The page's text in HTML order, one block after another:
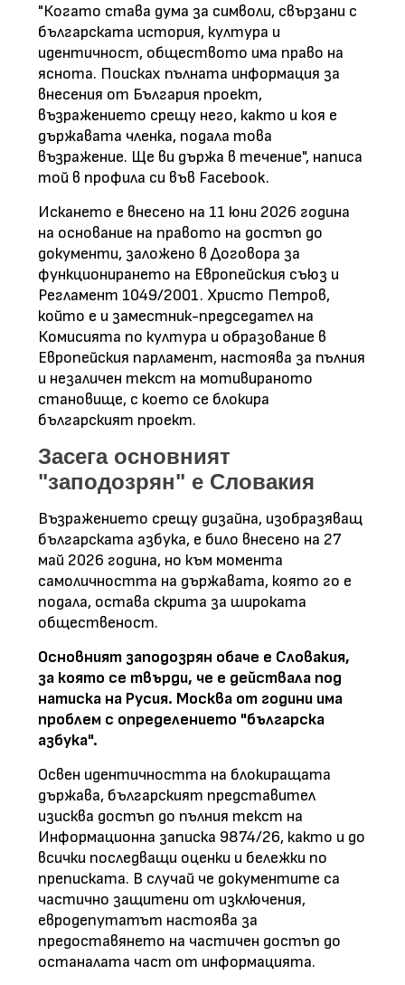
"Когато става дума за символи, свързани с
българската история, култура и
идентичност, обществото има право на
яснота. Поисках пълната информация за
внесения от България проект,
възражението срещу него, както и коя е
държавата членка, подала това
възражение. Ще ви държа в течение", написа
той в профила си във Facebook.
Искането е внесено на 11 юни 2026 година
на основание на правото на достъп до
документи, заложено в Договора за
функционирането на Европейския съюз и
Регламент 1049/2001. Христо Петров,
който е и заместник-председател на
Комисията по култура и образование в
Европейския парламент, настоява за пълния
и незаличен текст на мотивираното
становище, с което се блокира
българският проект.
Засега основният
"заподозрян" е Словакия
Възражението срещу дизайна, изобразяващ
българската азбука, е било внесено на 27
май 2026 година, но към момента
самоличността на държавата, която го е
подала, остава скрита за широката
общественост.
Основният заподозрян обаче е Словакия,
за която се твърди, че е действала под
натиска на Русия. Москва от години има
проблем с определението "българска
азбука".
Освен идентичността на блокиращата
държава, българският представител
изисква достъп до пълния текст на
Информационна записка 9874/26, както и до
всички последващи оценки и бележки по
преписката. В случай че документите са
частично защитени от изключения,
евродепутатът настоява за
предоставянето на частичен достъп до
останалата част от информацията.